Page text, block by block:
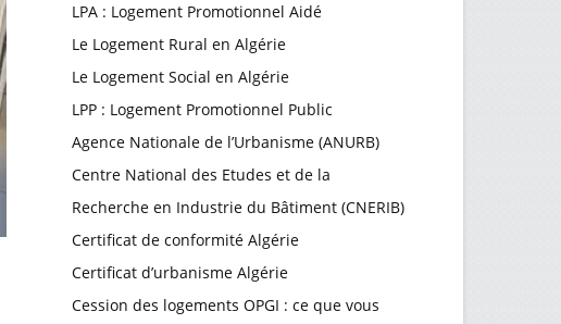
LPA : Logement Promotionnel Aidé
Le Logement Rural en Algérie
Le Logement Social en Algérie
LPP : Logement Promotionnel Public
Agence Nationale de l’Urbanisme (ANURB)
Centre National des Etudes et de la
Recherche en Industrie du Bâtiment (CNERIB)
Certificat de conformité Algérie
Certificat d’urbanisme Algérie
Cession des logements OPGI : ce que vous